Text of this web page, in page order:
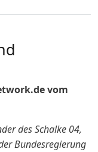
vom
des Schalke 04,
Bundesregierung